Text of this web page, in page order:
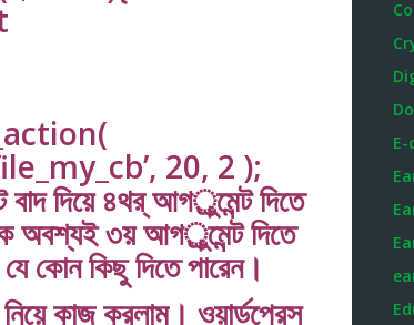
20, 2 );
দিয়ে ৪থর্ আগর্ুমেন্ট দিতে
অবশ্যই ৩য় আগর্ুমেন্ট দিতে
কোন কিছু দিতে পারেন।
কাজ করলাম। ওয়ার্ডপ্রেস